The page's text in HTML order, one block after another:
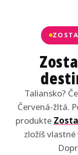
Taliansko?
Červená-žltá.
produkte
zložíš